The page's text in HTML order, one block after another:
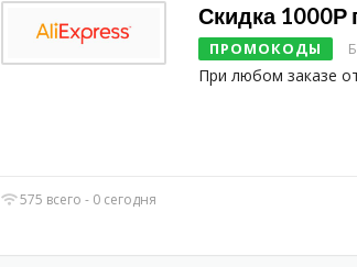
Скидка 1000Р
ПРОМОКОДЫ
При любом заказе
575 всего - 0 сегодня